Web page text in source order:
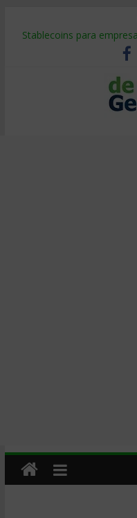
Stablecoins para
Despido silencioso: qué
IA en selección de
Trabajo forzoso en la
Mercado hispano de